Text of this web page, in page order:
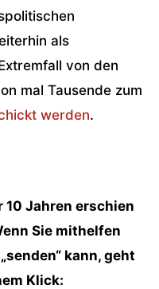
als
von den
mal Tausende zum
werden.
10 Jahren erschien
Sie mithelfen
kann, geht
Klick: